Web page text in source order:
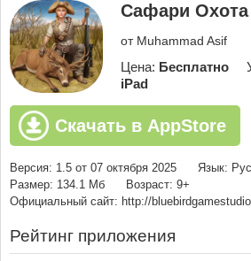
Сафари
от Muhammad Asif
Цена: Бесплатно
iPad
Скачать в AppStore
Версия: 1.5 от 07 октября 2025
Язык:
Размер: 134.1 Мб
Возраст: 9+
Официальный сайт: http://
Рейтинг приложения